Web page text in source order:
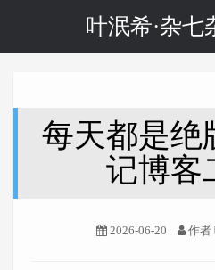
叶泯希·杂七
每天都是
记博客
2026-06-20 作者